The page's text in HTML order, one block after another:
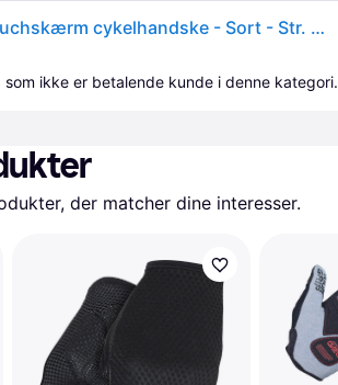
GripGrab Merino Liner - Touchskærm cykelhandske - Sort - Str. M/L.
som ikke er betalende kunde i denne kategori.
der matcher dine interesser.